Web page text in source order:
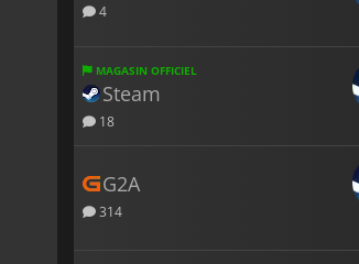
4
MAGASIN OFFICIEL
Steam
18
G2A
314